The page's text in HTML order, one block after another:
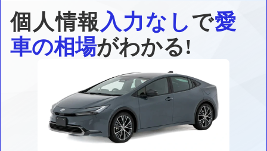
個人情報入力なしで愛
車の相場がわかる!